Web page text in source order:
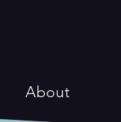
About